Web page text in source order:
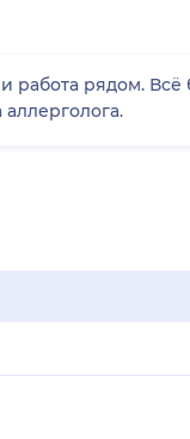
работа рядом. Всё